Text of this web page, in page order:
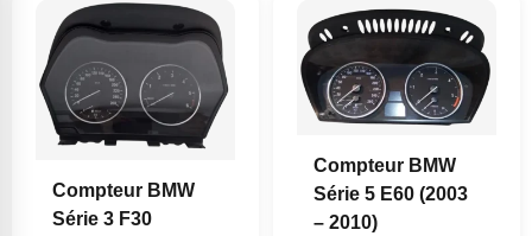
Compteur BMW
Série 3 F30
Compteur BMW
Série 5 E60 (2003
– 2010)